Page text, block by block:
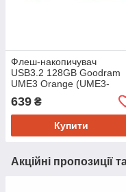
Флеш-накопичувач
USB3.2 128GB Goodram
UME3 Orange (UME3-
639 ₴
Купити
Акційні пропозиції